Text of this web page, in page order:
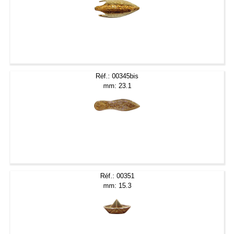
Réf.: 00345bis
mm: 23.1
Réf.: 00351
mm: 15.3